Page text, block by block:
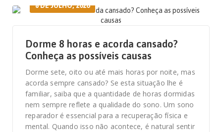
8 DE JULHO, 2026
Dorme 8 horas e acorda cansado?
Conheça as possíveis causas
Dorme sete, oito ou até mais horas por noite, mas
acorda sempre cansado? Se esta situação lhe é
familiar, saiba que a quantidade de horas dormidas
nem sempre reflete a qualidade do sono. Um sono
reparador é essencial para a recuperação física e
mental. Quando isso não acontece, é natural sentir